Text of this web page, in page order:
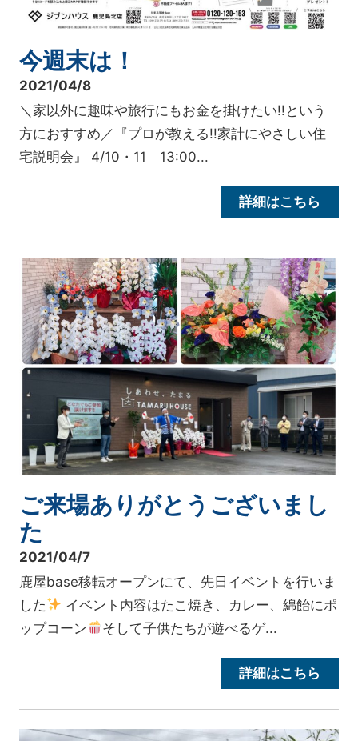
今週末は！
2021/04/8
＼家以外に趣味や旅行にもお金を掛けたい!!という
方におすすめ／『プロが教える!!家計にやさしい住
宅説明会』 4/10・11 13:00...
詳細はこちら
ご来場ありがとうございまし
た
2021/04/7
鹿屋base移転オープンにて、先日イベントを行いま
した
イベント内容はたこ焼き、カレー、綿飴にポ
ップコーン
そして子供たちが遊べるゲ...
詳細はこちら